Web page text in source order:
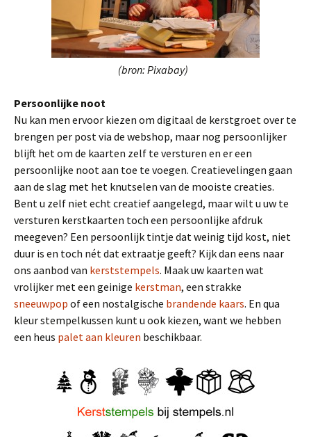
(bron: Pixabay)
Persoonlijke noot
Nu kan men ervoor kiezen om digitaal de kerstgroet over te
brengen per post via de webshop, maar nog persoonlijker
blijft het om de kaarten zelf te versturen en er een
persoonlijke noot aan toe te voegen. Creatievelingen gaan
aan de slag met het knutselen van de mooiste creaties.
Bent u zelf niet echt creatief aangelegd, maar wilt u uw te
versturen kerstkaarten toch een persoonlijke afdruk
meegeven? Een persoonlijk tintje dat weinig tijd kost, niet
duur is en toch nét dat extraatje geeft? Kijk dan eens naar
ons aanbod van kerststempels. Maak uw kaarten wat
vrolijker met een geinige kerstman, een strakke
sneeuwpop of een nostalgische brandende kaars. En qua
kleur stempelkussen kunt u ook kiezen, want we hebben
een heus palet aan kleuren beschikbaar.